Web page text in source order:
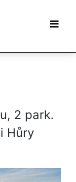
2 park.
Hůry